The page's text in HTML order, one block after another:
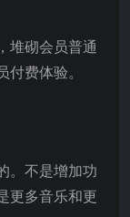
堆砌会员普通
费体验。
。不是增加功
更多音乐和更